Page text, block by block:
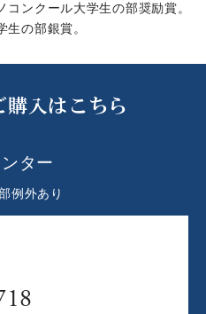
ンクール大学生の部奨励賞。
の部銀賞。
購入はこちら
ンター
例外あり